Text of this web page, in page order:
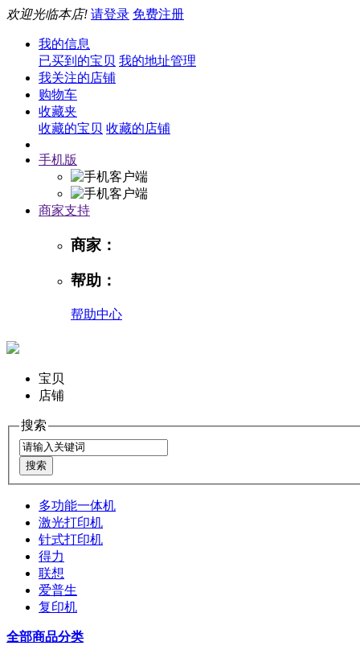
欢迎光临本店! 请登录 免费注册
我的信息
已买到的宝贝 我的地址管理
我关注的店铺
购物车
收藏夹
收藏的宝贝 收藏的店铺
手机版
商家支持
商家：
帮助：
帮助中心
宝贝
店铺
搜索
多功能一体机
激光打印机
针式打印机
得力
联想
爱普生
复印机
全部商品分类